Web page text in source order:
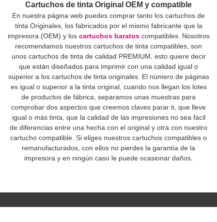
Cartuchos de tinta Original OEM y compatible
En nuestra página web puedes comprar tanto los cartuchos de
tinta Originales, los fabricados por el mismo fabricante que la
impresora (OEM) y los cartuchos baratoscompatibles. Nosotros
recomendamos nuestros cartuchos de tinta compatibles, son
unos cartuchos de tinta de calidad PREMIUM, esto quiere decir
que están diseñados para imprimir con una calidad igual o
superior a los cartuchos de tinta originales. El número de páginas
es igual o superior a la tinta original, cuando nos llegan los lotes
de productos de fábrica, separamos unas muestras para
comprobar dos aspectos que creemos claves parar ti, que lleve
igual o más tinta, que la calidad de las impresiones no sea fácil
de diferencias entre una hecha con el original y otra con nuestro
cartucho compatible. Si eliges nuestros cartuchos compatibles o
remanufacturados, con ellos no pierdes la garantía de la
impresora y en ningún caso le puede ocasionar daños.